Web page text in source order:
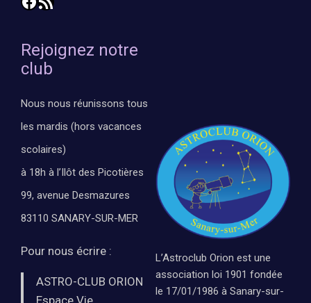
Rejoignez notre
club
Nous nous réunissons tous
les mardis (hors vacances
scolaires)
à 18h à l’Ilôt des Picotières
99, avenue Desmazures
83110 SANARY-SUR-MER
Pour nous écrire :
ASTRO-CLUB ORION
Espace Vie
L’Astroclub Orion est une
association loi 1901 fondée
le 17/01/1986 à Sanary-sur-